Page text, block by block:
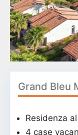
Grand Bleu
Residenza
4 case